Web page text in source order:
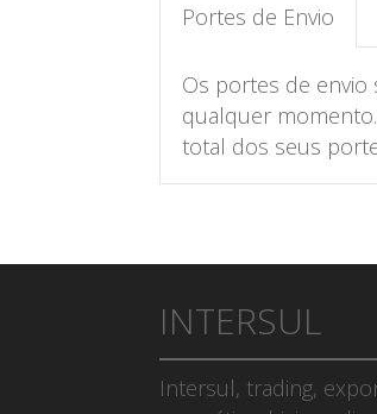
Portes de Envio
Os portes de
qualquer
total dos seus
INTERSUL
Intersul, trading,